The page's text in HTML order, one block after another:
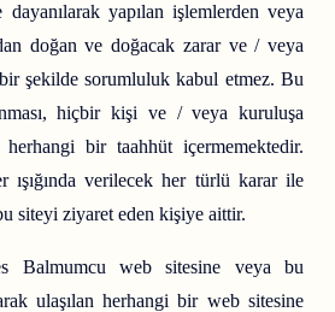
yapılan işlemlerden veya
doğan ve doğacak zarar ve / veya
şekilde sorumluluk kabul etmez. Bu
hiçbir kişi ve / veya kuruluşa
bir taahhüt içermemektedir.
ışığında verilecek her türlü karar ile
siteyi ziyaret eden kişiye aittir.
Balmumcu web sitesine veya bu
ulaşılan herhangi bir web sitesine